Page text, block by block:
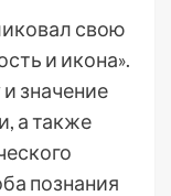
свою
и икона».
значение
а также
познания